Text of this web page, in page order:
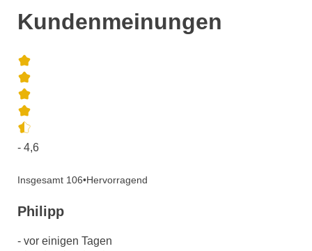
Kundenmeinungen
- 4,6
Insgesamt 106•Hervorragend
Philipp
- vor einigen Tagen